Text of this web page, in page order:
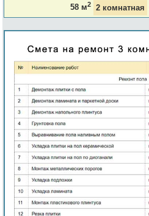
58 м2 2 комнатная